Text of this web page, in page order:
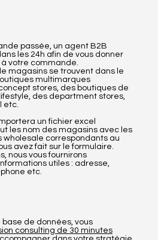
passée, un agent B2B
les 24h afin de vous donner
votre commande.
magasins se trouvent dans le
multimarques
stores, des boutiques de
des department stores,
etc.
un fichier excel
les nom des magasins avec les
wholesale correspondants au
avez fait sur le formulaire.
nous vous fournirons
utiles : adresse,
etc.
de données, vous
consulting de 30 minutes